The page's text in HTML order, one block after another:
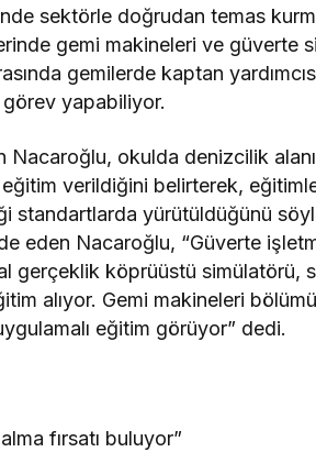
sektörle doğrudan temas
gemi makineleri ve güverte
gemilerde kaptan
yapabiliyor.
Nacaroğlu, okulda denizcilik
verildiğini belirterek,
standartlarda yürütüldüğünü
eden Nacaroğlu, “Güverte
gerçeklik köprüüstü simülatörü,
alıyor. Gemi makineleri
eğitim görüyor” dedi.
fırsatı buluyor”